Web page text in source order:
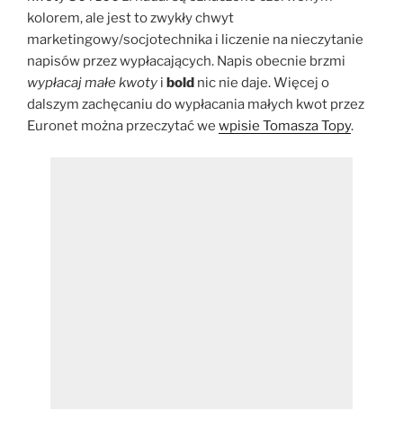
kolorem, ale jest to zwykły chwyt
marketingowy/socjotechnika i liczenie na nieczytanie
napisów przez wypłacających. Napis obecnie brzmi
wypłacaj małe kwoty i bold nic nie daje. Więcej o
dalszym zachęcaniu do wypłacania małych kwot przez
Euronet można przeczytać we wpisie Tomasza Topy.